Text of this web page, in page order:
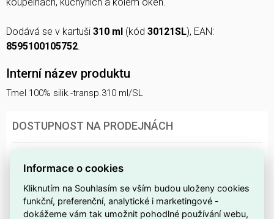
koupelnách, kuchyních a kolem oken.
Dodává se v kartuši 310 ml (kód 30121SL), EAN:
8595100105752.
Interní název produktu
Tmel 100% silik.-transp.310 ml/SL
DOSTUPNOST NA PRODEJNÁCH
Praha
Informace o cookies
Kliknutím na Souhlasím se vším budou uloženy cookies
funkční, preferenční, analytické i marketingové -
dokážeme vám tak umožnit pohodlné používání webu,